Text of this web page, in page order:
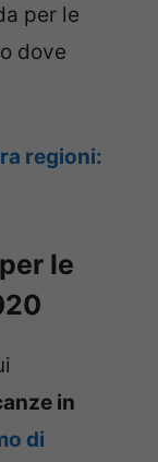
per le
dove
regioni:
le
in
di